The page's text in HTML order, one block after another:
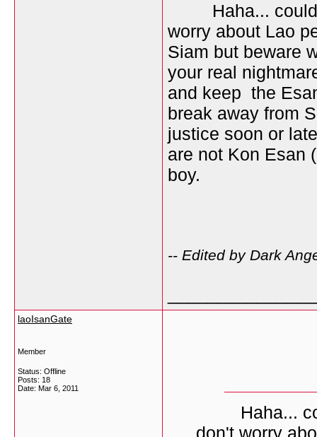
Haha... could
worry about Lao
Siam but beware
your real
and keep the
break away from
justice soon or
are not Kon Esan
boy.
-- Edited by Dark
laoIsanGate
Member
Status: Offline
Posts: 18
Date: Mar 6, 2011
Haha...
don't worry